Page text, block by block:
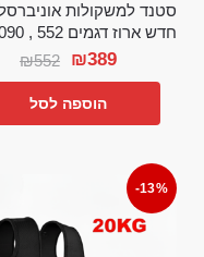
סטנד למשקולות
חדש ארוז דגמים 552 , 1090
₪552 ₪389
הוספה לסל
-13%